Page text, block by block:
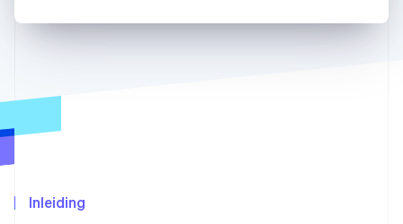
Online identiteitsverificatie
Inleiding